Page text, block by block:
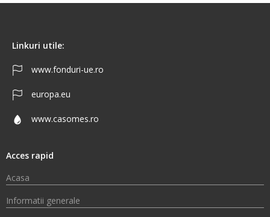
Linkuri utile:
www.fonduri-ue.ro
europa.eu
www.casomes.ro
Acces rapid
Acasa
Informatii generale